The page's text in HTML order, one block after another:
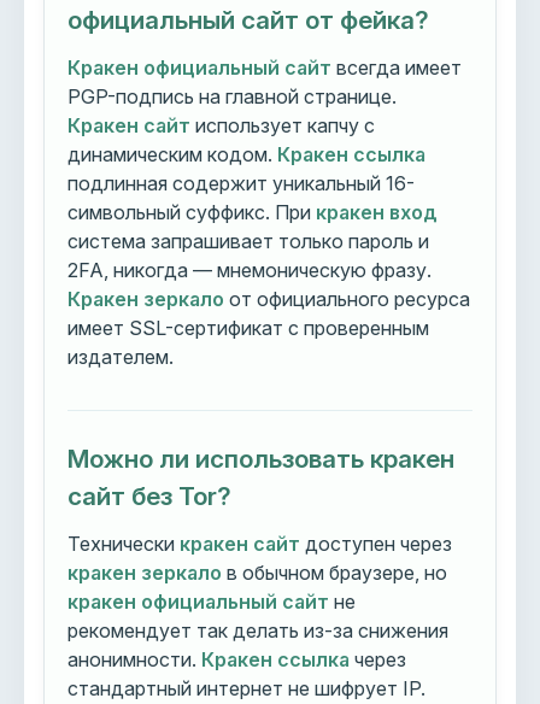
официальный сайт от фейка?
Кракен официальный сайт всегда имеет
PGP-подпись на главной странице.
Кракен сайт использует капчу с
динамическим кодом. Кракен ссылка
подлинная содержит уникальный 16-
символьный суффикс. При кракен вход
система запрашивает только пароль и
2FA, никогда — мнемоническую фразу.
Кракен зеркало от официального ресурса
имеет SSL-сертификат с проверенным
издателем.
Можно ли использовать кракен
сайт без Tor?
Технически кракен сайт доступен через
кракен зеркало в обычном браузере, но
кракен официальный сайт не
рекомендует так делать из-за снижения
анонимности. Кракен ссылка через
стандартный интернет не шифрует IP.